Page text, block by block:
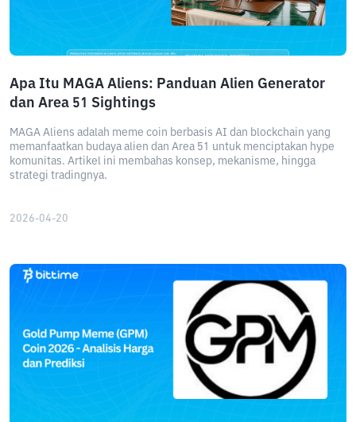
Apa Itu MAGA Aliens: Panduan Alien Generator
dan Area 51 Sightings
MAGA Aliens adalah meme coin berbasis AI dan blockchain yang
memanfaatkan budaya alien dan Area 51 untuk menciptakan hype
komunitas. Artikel ini membahas konsep, mekanisme, hingga
strategi tradingnya.
2026-04-20